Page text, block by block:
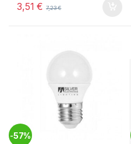
f3,51€ 7,23€
-57%